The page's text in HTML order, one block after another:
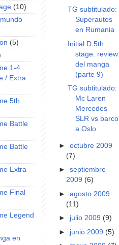
(10)
(5)
1-4
/ Extra
5th
Battle
Battle
Extra
Final
Legend
en
TG subtitulado:
Superautos
en Rumania
Initial D 5th
stage: review
del manga
(parte 9)
TG subtitulado:
Mc Laren
Mercedes
SLR vs barco
a Oslo
►octubre 2009
(7)
►septiembre
2009 (6)
►agosto 2009
(11)
► julio 2009 (9)
► junio 2009 (5)